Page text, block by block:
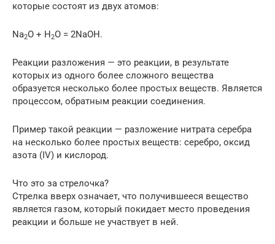
которые состоят из двух атомов:
Na2O + H2O = 2NaOH.
Реакции разложения — это реакции, в результате
которых из одного более сложного вещества
образуется несколько более простых веществ. Является
процессом, обратным реакции соединения.
Пример такой реакции — разложение нитрата серебра
на несколько более простых веществ: серебро, оксид
азота (IV) и кислород.
Что это за стрелочка?
Стрелка вверх означает, что получившееся вещество
является газом, который покидает место проведения
реакции и больше не участвует в ней.